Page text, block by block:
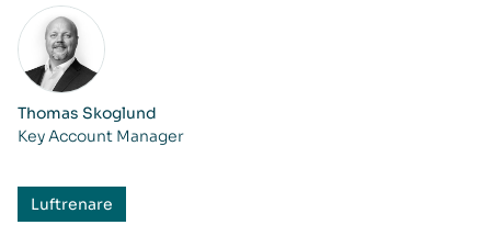
Thomas Skoglund
Key Account Manager
Luftrenare